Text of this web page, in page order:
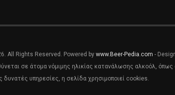
All Rights Reserved. Powered by www.Beer-Pedia.com -
σε άτομα νόμιμης ηλικίας κατανάλωσης αλκοόλ,
δυνατές υπηρεσίες, η σελίδα χρησιμοποιεί cookies.